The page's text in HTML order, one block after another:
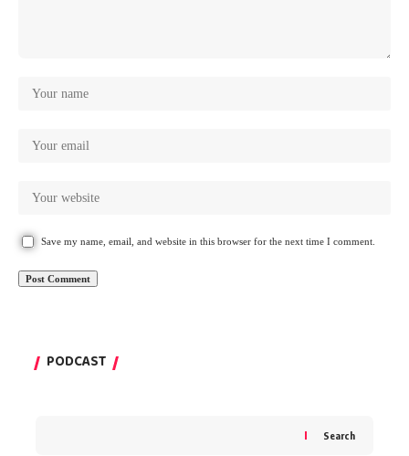
Save my name, email, and website in this browser for the next time I comment.
PODCAST
Search